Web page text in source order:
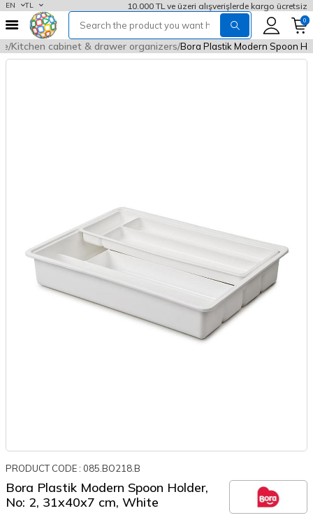
EN TL 10.000 TL ve üzeri alışverişlerde kargo ücretsiz
0
Kitchen cabinet & drawer organizers Bora Plastik Modern Spoon
PRODUCT CODE : 085.BO218.B
Bora Plastik Modern Spoon Holder,
No: 2, 31x40x7 cm, White